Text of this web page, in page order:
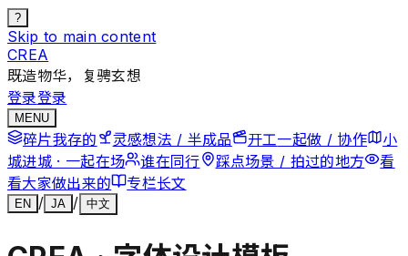
?
Skip to main content
CREA
既造物华，复骋玄想
登录登录
MENU
碎片我存的 灵感想法 / 半成品 开工一起做 / 协作
小
城进城 · 一起在场 谁在同行 踩点场景 / 拍过的地方
看
看大家做出来的 专栏长文
EN / JA / 中文